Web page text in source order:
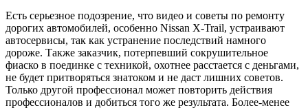
Есть серьезное подозрение, что видео и советы по ремонту
дорогих автомобилей, особенно Nissan X-Trail, устраивают
автосервисы, так как устранение последствий намного
дороже. Также заказчик, потерпевший сокрушительное
фиаско в поединке с техникой, охотнее расстается с деньгами,
не будет притворяться знатоком и не даст лишних советов.
Только другой профессионал может повторить действия
профессионалов и добиться того же результата. Более-менее